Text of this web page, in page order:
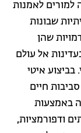
המדרשה למורים לאמנות
ביתיות שבונות
שהן
אל עולם
איטי
חיים
באמצעות
ודפורמציות,